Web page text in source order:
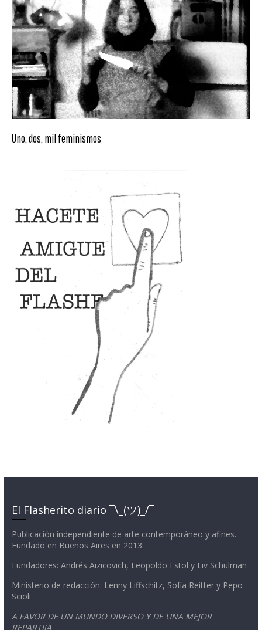
Uno, dos, mil feminismos
El Flasherito diario ¯\_(ツ)_/¯
Publicación independiente de arte contemporáneo y afines.
Fundado en Buenos Aires en 2013.
Fundadores: Andrés Aizicovich, Leopoldo Estol y Liv Schulman
Ministerio de redacción: Lenny Liffschitz, Sofía Reitter y Pepo
Scioli
A FAVOR DE UN MUNDO DIVERSO Y DE UNA MEJOR
REPARTIJA